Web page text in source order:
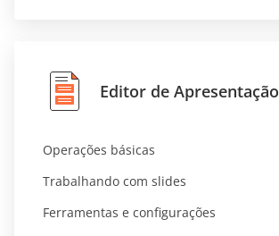
Editor de Apresentação
Operações básicas
Trabalhando com slides
Ferramentas e configurações